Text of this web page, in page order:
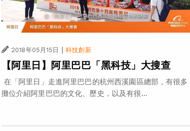
2018年05月15日 | 科技創新
【阿里日】阿里巴巴「黑科技」大搜查
在「阿里日」走進阿里巴巴的杭州西溪園區總部，有很多
攤位介紹阿里巴巴的文化、歷史，以及有很...